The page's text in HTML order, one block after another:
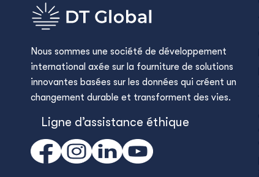
Nous sommes une société de développement
international axée sur la fourniture de solutions
innovantes basées sur les données qui créent un
changement durable et transforment des vies.
Ligne d’assistance éthique